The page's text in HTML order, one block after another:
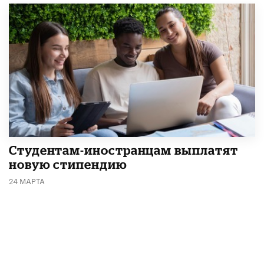
Студентам-иностранцам выплатят
новую стипендию
24 МАРТА